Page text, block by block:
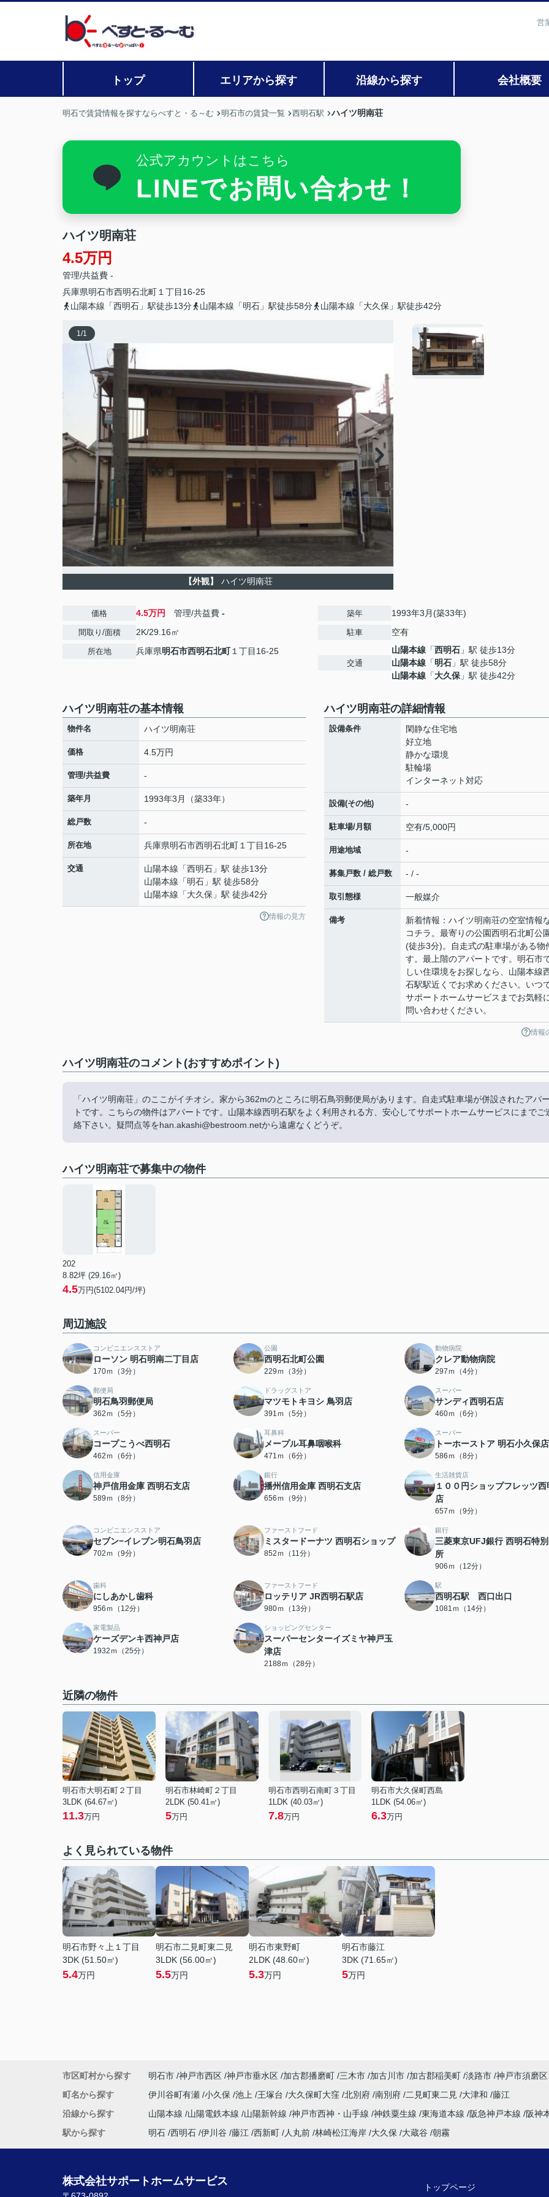
営
トップ エリアから探す 沿線から探す 会社概要
明石で賃貸情報を探すならべすと・る～む 明石市の賃貸一覧 西明石駅 ハイツ明南荘
公式アカウントはこちら
LINEでお問い合わせ！
ハイツ明南荘
4.5万円
管理/共益費 -
兵庫県明石市西明石北町 １丁目16-25
山陽本線「西明石」駅徒歩13分
山陽本線「明石」駅徒歩58分 山陽本線「大久保」駅徒歩42分
1/1
【外観】 ハイツ明南荘
価格 4.5万円 管理/共益費 -
間取り/面積 2K/29.16㎡
所在地 兵庫県明石市西明石北町１丁目16-25
築年 1993年3月(築33年)
駐車 空有
交通
山陽本線 「西明石 」駅 徒歩13分
山陽本線 「明石 」駅 徒歩58分
山陽本線 「大久保 」駅 徒歩42分
ハイツ明南荘の基本情報
物件名 ハイツ明南荘
価格 4.5万円
管理/共益費 -
築年月 1993年3月（築33年）
総戸数 -
所在地 兵庫県明石市西明石北町 １丁目16-25
交通 山陽本線 「西明石 」駅 徒歩13分
山陽本線 「明石 」駅 徒歩58分
山陽本線 「大久保 」駅 徒歩42分
情報の見方
ハイツ明南荘の詳細情報
設備条件
閑静な住宅地
好立地
静かな環境
駐輪場
インターネット対応
設備(その他) -
駐車場/月額 空有/5,000円
用途地域 -
募集戸数 / 総戸数 - / -
取引態様 一般媒介
備考
新着情報：ハイツ明南荘の空室情報
コチラ。最寄りの公園西明石北町公
(徒歩3分)。自走式の駐車場がある物
す。最上階のアパートです。明石市
しい住環境をお探しなら、山陽本線
石駅駅近くでお求めください。いつ
サポートホームサービスまでお気軽
問い合わせください。
情報
ハイツ明南荘のコメント(おすすめポイント)
「ハイツ明南荘」のここがイチオシ。家から362mのところに明石鳥羽郵便局があります。自走式駐車場が併設されたアパ
トです。こちらの物件はアパートです。山陽本線西明石駅をよく利用される方、安心してサポートホームサービスにまでご
絡下さい。疑問点等をhan.akashi@bestroom.netから遠慮なくどうぞ。
ハイツ明南荘で募集中の物件
202
8.82坪 (29.16㎡)
4.5万円(5102.04円/坪)
周辺施設
コンビニエンスストア
ローソン 明石明南二丁目店
170ｍ（3分）
公園
西明石北町公園
229ｍ（3分）
動物病院
クレア動物病院
297ｍ（4分）
郵便局
明石鳥羽郵便局
362ｍ（5分）
ドラッグストア
マツモトキヨシ 鳥羽店
391ｍ（5分）
スーパー
サンディ西明石店
460ｍ（6分）
スーパー
コープこうべ西明石
462ｍ（6分）
耳鼻科
メープル耳鼻咽喉科
471ｍ（6分）
スーパー
トーホーストア 明石小久保店
586ｍ（8分）
信用金庫
神戸信用金庫 西明石支店
589ｍ（8分）
銀行
播州信用金庫 西明石支店
656ｍ（9分）
生活雑貨店
１００円ショップフレッツ西
店
657ｍ（9分）
コンビニエンスストア
セブン−イレブン明石鳥羽店
702ｍ（9分）
ファーストフード
ミスタードーナツ 西明石ショップ
852ｍ（11分）
銀行
三菱東京UFJ銀行 西明石特
所
906ｍ（12分）
歯科
にしあかし歯科
956ｍ（12分）
ファーストフード
ロッテリア JR西明石駅店
980ｍ（13分）
駅
西明石駅 西口出口
1081ｍ（14分）
家電製品
ケーズデンキ西神戸店
1932ｍ（25分）
ショッピングセンター
スーパーセンターイズミヤ神戸玉
津店
2188ｍ（28分）
近隣の物件
明石市大明石町２丁目
3LDK (64.67㎡)
11.3万円
明石市林崎町２丁目
2LDK (50.41㎡)
5万円
明石市西明石南町３丁目
1LDK (40.03㎡)
7.8万円
明石市大久保町西島
1LDK (54.06㎡)
6.3万円
よく見られている物件
明石市野々上１丁目
3DK (51.50㎡)
5.4万円
明石市二見町東二見
3LDK (56.00㎡)
5.5万円
明石市東野町
2LDK (48.60㎡)
5.3万円
明石市藤江
3DK (71.65㎡)
5万円
市区町村から探す 明石市 神戸市西区 神戸市垂水区 加古郡播磨町 三木市 加古川市 加古郡稲美町 淡路市 神戸市須磨区
町名から探す
伊川谷町有瀬 小久保 池上 王塚台 大久保町大窪 北別府 南別府 二見町東二見 大津和 藤江
沿線から探す
山陽本線 山陽電鉄本線 山陽新幹線 神戸市西神・山手線 神鉄粟生線 東海道本線 阪急神戸本線
阪神
駅から探す
明石 西明石 伊川谷 藤江 西新町 人丸前 林崎松江海岸 大久保 大蔵谷 朝霧
株式会社サポートホームサービス トップページ